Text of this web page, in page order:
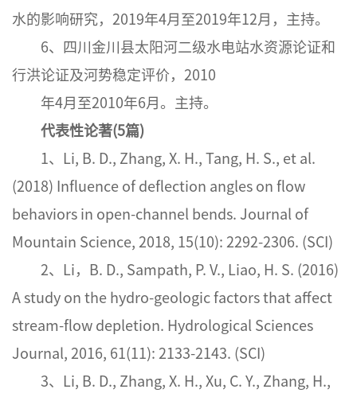
水的影响研究，2019年4月至2019年12月，主持。
6、四川金川县太阳河二级水电站水资源论证和
行洪论证及河势稳定评价，2010
年4月至2010年6月。主持。
代表性论著(5篇)
1、Li, B. D., Zhang, X. H., Tang, H. S., et al.
(2018) Influence of deflection angles on flow
behaviors in open-channel bends. Journal of
Mountain Science, 2018, 15(10): 2292-2306. (SCI)
2、Li，B. D., Sampath, P. V., Liao, H. S. (2016)
A study on the hydro-geologic factors that affect
stream-flow depletion. Hydrological Sciences
Journal, 2016, 61(11): 2133-2143. (SCI)
3、Li, B. D., Zhang, X. H., Xu, C. Y., Zhang, H.,